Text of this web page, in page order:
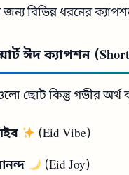
বিভিন্ন ধরনের
ঈদ ক্যাপশন
ছোট কিন্তু গভীর অর্থ
(Eid Vibe)
(Eid Joy)